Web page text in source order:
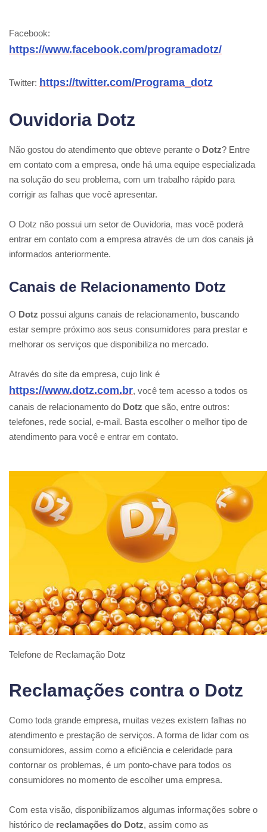
Facebook:
https://www.facebook.com/programadotz/
Twitter: https://twitter.com/Programa_dotz
Ouvidoria Dotz
Não gostou do atendimento que obteve perante o Dotz? Entre
em contato com a empresa, onde há uma equipe especializada
na solução do seu problema, com um trabalho rápido para
corrigir as falhas que você apresentar.
O Dotz não possui um setor de Ouvidoria, mas você poderá
entrar em contato com a empresa através de um dos canais já
informados anteriormente.
Canais de Relacionamento Dotz
O Dotz possui alguns canais de relacionamento, buscando
estar sempre próximo aos seus consumidores para prestar e
melhorar os serviços que disponibiliza no mercado.
Através do site da empresa, cujo link é
https://www.dotz.com.br, você tem acesso a todos os
canais de relacionamento do Dotz que são, entre outros:
telefones, rede social, e-mail. Basta escolher o melhor tipo de
atendimento para você e entrar em contato.
Telefone de Reclamação Dotz
Reclamações contra o Dotz
Como toda grande empresa, muitas vezes existem falhas no
atendimento e prestação de serviços. A forma de lidar com os
consumidores, assim como a eficiência e celeridade para
contornar os problemas, é um ponto-chave para todos os
consumidores no momento de escolher uma empresa.
Com esta visão, disponibilizamos algumas informações sobre o
histórico de reclamações do Dotz, assim como as